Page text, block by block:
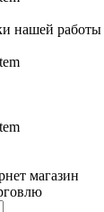
нашей
магазин